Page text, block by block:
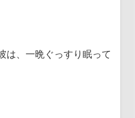
は、一晩ぐっすり眠って